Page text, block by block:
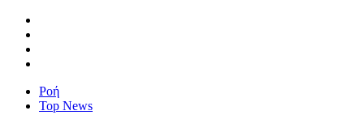
Ροή
Top News